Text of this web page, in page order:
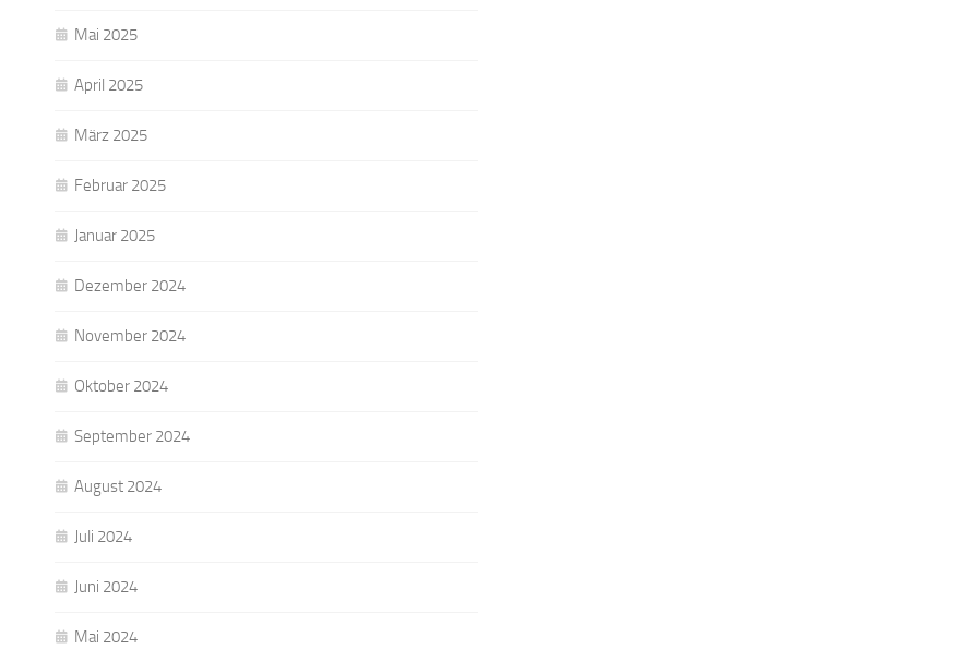
Mai 2025
April 2025
März 2025
Februar 2025
Januar 2025
Dezember 2024
November 2024
Oktober 2024
September 2024
August 2024
Juli 2024
Juni 2024
Mai 2024